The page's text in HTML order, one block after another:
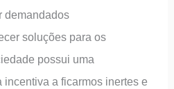
demandados
soluções para os
possui uma
a ficarmos inertes e